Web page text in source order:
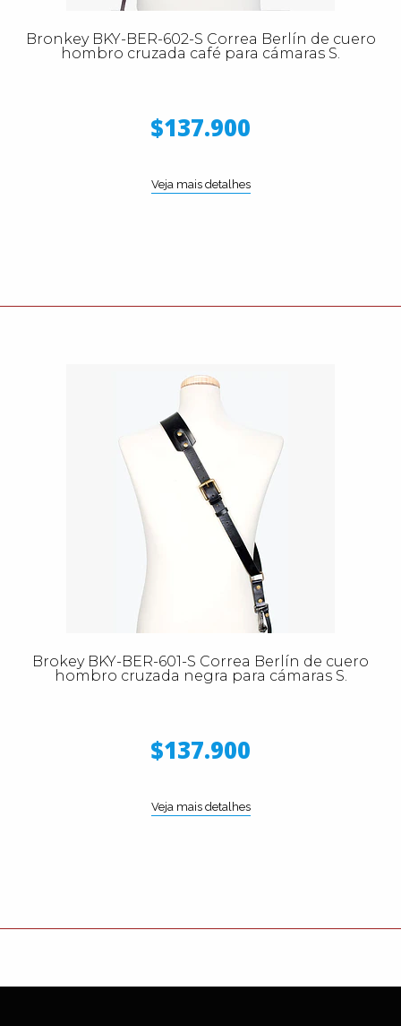
Bronkey BKY-BER-602-S Correa Berlín de cuero
hombro cruzada café para cámaras S.
$137.900
Veja mais detalhes
Brokey BKY-BER-601-S Correa Berlín de cuero
hombro cruzada negra para cámaras S.
$137.900
Veja mais detalhes